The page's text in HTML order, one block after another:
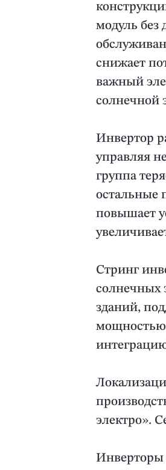
модуль без
снижает
важный
солнечной
Инвертор
управляя
группа
остальные
повышает
Стринг
солнечных
зданий,
мощностью
электро».
Инверторы